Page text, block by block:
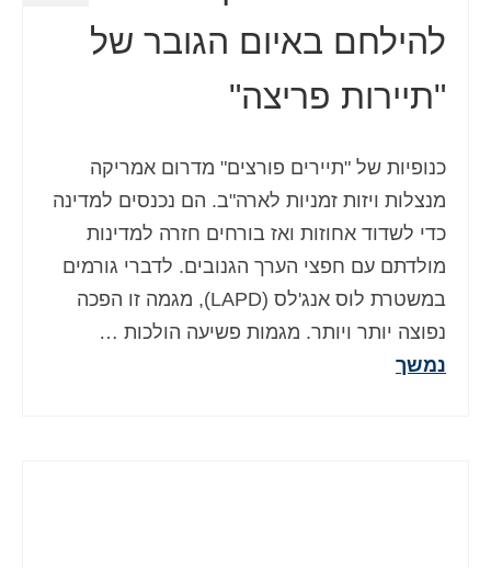
להילחם באיום הגובר של
"תיירות פריצה"
כנופיות של "תיירים פורצים" מדרום אמריקה
מנצלות ויזות זמניות לארה"ב. הם נכנסים למדינה
כדי לשדוד אחוזות ואז בורחים חזרה למדינות
מולדתם עם חפצי הערך הגנובים. לדברי גורמים
במשטרת לוס אנג'לס (LAPD), מגמה זו הפכה
נפוצה יותר ויותר. מגמות פשיעה הולכות …
נמשך